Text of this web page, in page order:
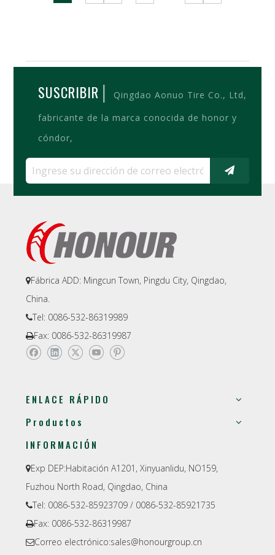
SUSCRIBIR |
Qingdao Aonuo Tire Co., Ltd,
fabricante de la marca conocida de honor y
cóndor,
Fábrica ADD: Mingcun Town, Pingdu City, Qingdao,
China.
Tel: 0086-532-86319989
Fax: 0086-532-86319987
ENLACE RÁPIDO
Productos
INFORMACIÓN
Exp DEP:Habitación A1201, Xinyuanlidu, NO159,
Fuzhou North Road, Qingdao, China
Tel: 0086-532-85923709 / 0086-532-85921735
Fax: 0086-532-86319987
Correo electrónico:sales@honourgroup.cn